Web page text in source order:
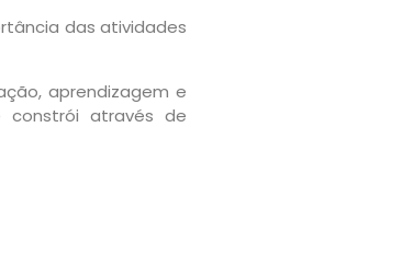
das atividades
aprendizagem e
constrói através de